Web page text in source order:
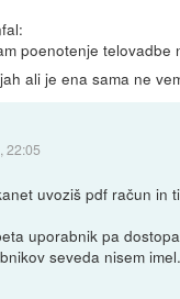
poenotenje telovadbe
ali je ena sama ne
22:05
uvoziš pdf račun in
uporabnik pa
seveda nisem